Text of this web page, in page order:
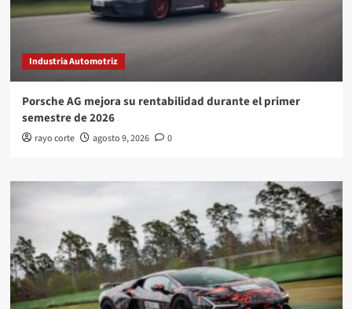
Industria Automotriz
Porsche AG mejora su rentabilidad durante el primer
semestre de 2026
rayo corte agosto 9, 2026 0